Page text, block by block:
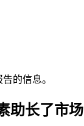
的信息。
助长了市场